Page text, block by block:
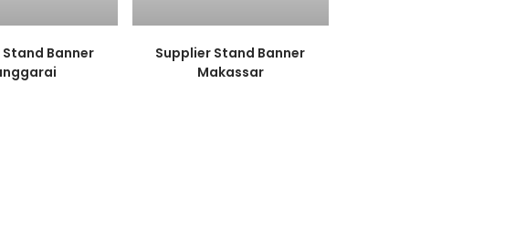
Banner
Supplier Stand Banner
Makassar